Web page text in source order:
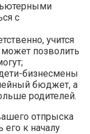
с
учится
позволить
бизнесмены
бюджет, а
родителей.
отпрыска
его к началу